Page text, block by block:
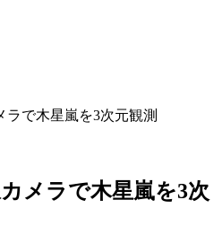
で木星嵐を3次元観測
メラで木星嵐を3次